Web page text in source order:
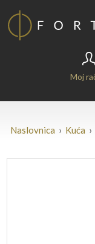
Moj
Naslovnica › Kuća